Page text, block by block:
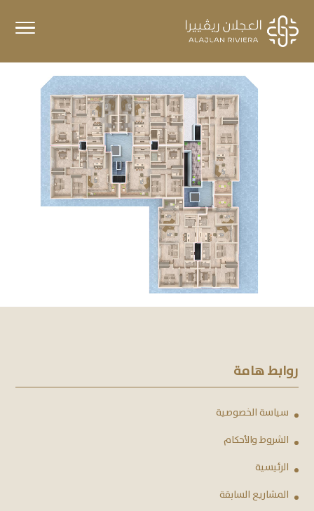
روابط هامة
سياسة الخصوصية
الشروط والأحكام
الرئيسية
المشاريع السابقة